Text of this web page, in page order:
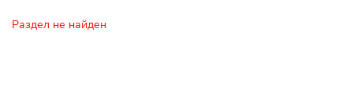
Раздел не найден